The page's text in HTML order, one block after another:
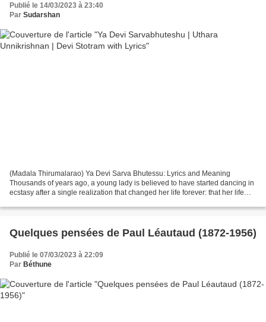
Publié le 14/03/2023 à 23:40
Par Sudarshan
(Madala Thirumalarao) Ya Devi Sarva Bhutessu: Lyrics and Meaning
Thousands of years ago, a young lady is believed to have started dancing in
ecstasy after a single realization that changed her life forever: that her life
Quelques pensées de Paul Léautaud (1872-1956)
Publié le 07/03/2023 à 22:09
Par Béthune